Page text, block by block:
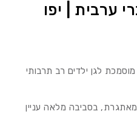
ערבית | יפו
לגן ילדים רב תרבותי
בסביבה מלאה עניין